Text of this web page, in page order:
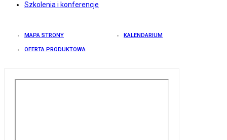
Szkolenia i konferencje
MAPA STRONY KALENDARIUM
OFERTA PRODUKTOWA